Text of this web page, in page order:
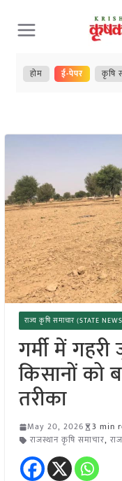
Skip
to
content
होम ई-पेपर कृषि
राज्य कृषि समाचार (STATE
गर्मी में
किसानों को
तरीका
May 20, 2026
3 min
राजस्थान कृषि समाचार,